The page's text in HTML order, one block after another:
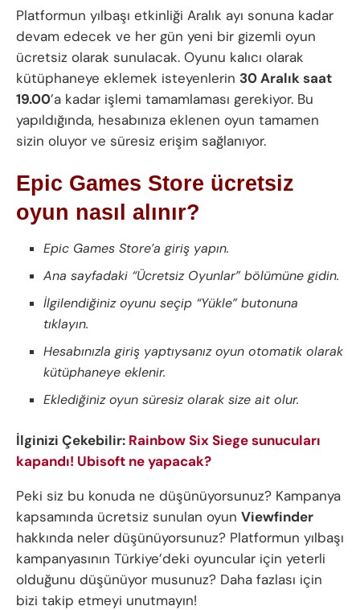
Platformun yılbaşı etkinliği Aralık ayı sonuna kadar
devam edecek ve her gün yeni bir gizemli oyun
ücretsiz olarak sunulacak. Oyunu kalıcı olarak
kütüphaneye eklemek isteyenlerin 30 Aralık saat
19.00’a kadar işlemi tamamlaması gerekiyor. Bu
yapıldığında, hesabınıza eklenen oyun tamamen
sizin oluyor ve süresiz erişim sağlanıyor.
Epic Games Store ücretsiz
oyun nasıl alınır?
Epic Games Store’a giriş yapın.
Ana sayfadaki “Ücretsiz Oyunlar” bölümüne gidin.
İlgilendiğiniz oyunu seçip “Yükle” butonuna
tıklayın.
Hesabınızla giriş yaptıysanız oyun otomatik olarak
kütüphaneye eklenir.
Eklediğiniz oyun süresiz olarak size ait olur.
İlginizi Çekebilir: Rainbow Six Siege sunucuları
kapandı! Ubisoft ne yapacak?
Peki siz bu konuda ne düşünüyorsunuz? Kampanya
kapsamında ücretsiz sunulan oyun Viewfinder
hakkında neler düşünüyorsunuz? Platformun yılbaşı
kampanyasının Türkiye’deki oyuncular için yeterli
olduğunu düşünüyor musunuz? Daha fazlası için
bizi takip etmeyi unutmayın!